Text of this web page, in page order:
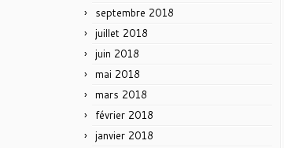
septembre 2018
juillet 2018
juin 2018
mai 2018
mars 2018
février 2018
janvier 2018